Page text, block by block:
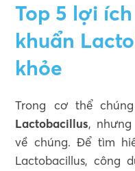
Top 5 lợi
khuẩn
khỏe
Trong cơ thể
Lactobacillus,
về chúng. Để tìm
Lactobacillus, công